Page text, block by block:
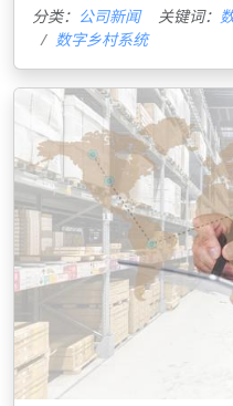
分类： 公司新闻 关键词：
数字乡村系统